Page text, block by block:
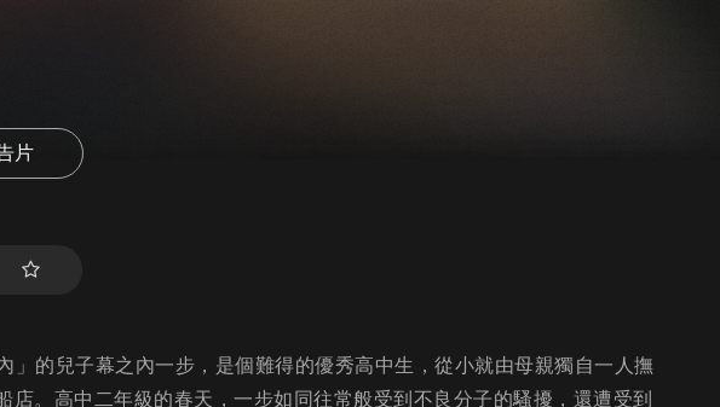
片
」的兒子幕之內一步，是個難得的優秀高中生，從小就由母親獨自一人撫
店。高中二年級的春天，一步如同往常般受到不良分子的騷擾，還遭受到